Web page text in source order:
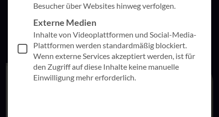
… wenn Mitarbeitende sich intrinsisch verändern sollen,
ohne dass sie im Veränderungsprozess mitgenommen
wurden.
Besucher über Websites hinweg verfolgen.
Externe Medien
Inhalte von Videoplattformen und Social-Media-
Plattformen werden standardmäßig blockiert.
Wenn externe Services akzeptiert werden, ist für
den Zugriff auf diese Inhalte keine manuelle
Einwilligung mehr erforderlich.